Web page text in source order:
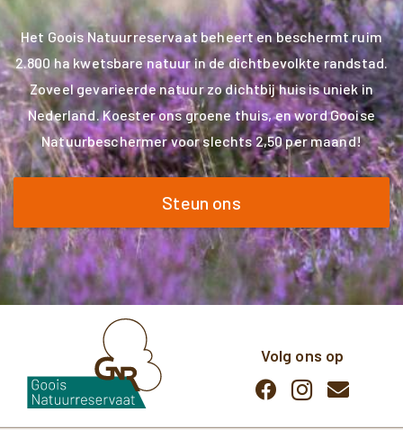
Het Goois Natuurreservaat beheert en beschermt ruim
2.800 ha kwetsbare natuur in de dichtbevolkte randstad.
Zoveel gevarieerde natuur zo dichtbij huis is uniek in
Nederland. Koester ons groene thuis, en word Gooise
Natuurbeschermer voor slechts 2,50 per maand!
Steun ons
Volg ons op